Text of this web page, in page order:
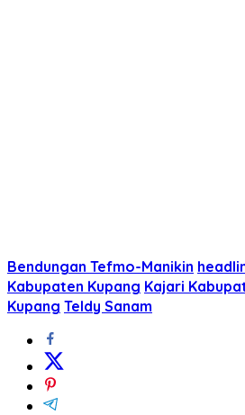
Bendungan Tefmo-Manikin
Kabupaten Kupang Kajari
Kupang Teldy Sanam